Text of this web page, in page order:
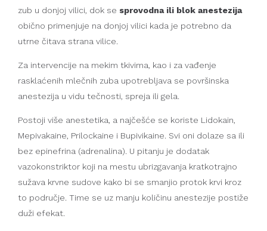
zub u donjoj vilici, dok se sprovodna ili blok anestezija
obično primenjuje na donjoj vilici kada je potrebno da
utrne čitava strana vilice.
Za intervencije na mekim tkivima, kao i za vađenje
rasklaćenih mlečnih zuba upotrebljava se površinska
anestezija u vidu tečnosti, spreja ili gela.
Postoji više anestetika, a najčešće se koriste Lidokain,
Mepivakaine, Prilockaine i Bupivikaine. Svi oni dolaze sa ili
bez epinefrina (adrenalina). U pitanju je dodatak
vazokonstriktor koji na mestu ubrizgavanja kratkotrajno
sužava krvne sudove kako bi se smanjio protok krvi kroz
to područje. Time se uz manju količinu anestezije postiže
duži efekat.